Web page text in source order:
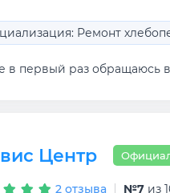
Ремонт
в первый раз обращаюсь
Центр
2 отзыва №7 из